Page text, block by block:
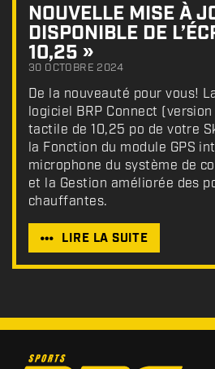
NOUVELLE MISE À
DISPONIBLE DE
10,25 »
30 OCTOBRE 2024
De la nouveauté pour vous!
logiciel BRP Connect (version
tactile de 10,25 po de votre
la Fonction du module GPS
microphone du système de
et la Gestion améliorée des
chauffantes.
LIRE LA SUITE